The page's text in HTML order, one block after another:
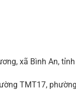
xã Bình An,
TMT17,